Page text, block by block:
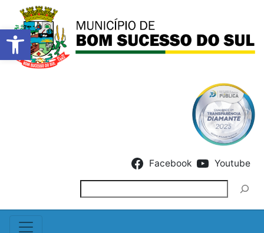
Barra de Ferramentas
Facebook Youtube